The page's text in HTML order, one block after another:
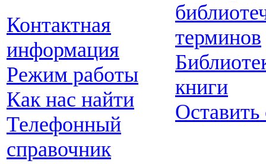
Контактная
информация
Режим работы
Как нас найти
Телефонный
справочник
терминов
книги
Оставить